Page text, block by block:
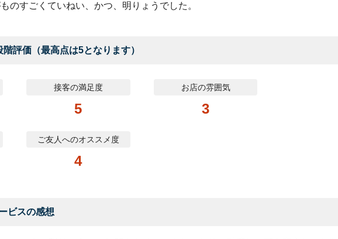
のすごくていねい、かつ、明りょうでした。
評価（最高点は5となります）
接客の満足度
5
お店の雰囲気
3
ご友人へのオススメ度
4
ビスの感想